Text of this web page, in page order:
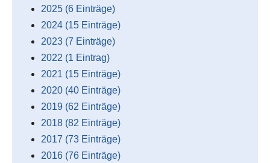
2025 (6 Einträge)
2024 (15 Einträge)
2023 (7 Einträge)
2022 (1 Eintrag)
2021 (15 Einträge)
2020 (40 Einträge)
2019 (62 Einträge)
2018 (82 Einträge)
2017 (73 Einträge)
2016 (76 Einträge)